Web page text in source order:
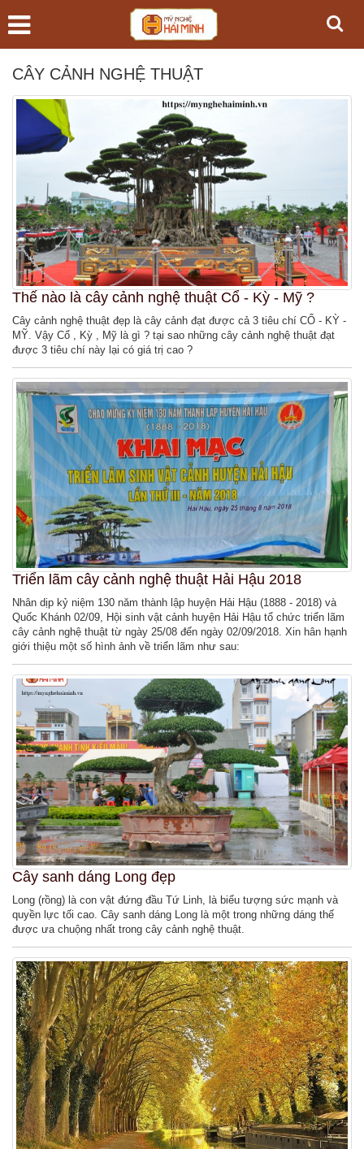
CÂY CẢNH NGHỆ THUẬT
Thế nào là cây cảnh nghệ thuật Cổ - Kỳ - Mỹ ?
Cây cảnh nghệ thuật đẹp là cây cảnh đạt được cả 3 tiêu chí CỔ - KỲ -
MỸ. Vậy Cổ , Kỳ , Mỹ là gì ? tại sao những cây cảnh nghệ thuật đạt
được 3 tiêu chí này lại có giá trị cao ?
Triển lãm cây cảnh nghệ thuật Hải Hậu 2018
Nhân dịp kỷ niệm 130 năm thành lập huyện Hải Hậu (1888 - 2018) và
Quốc Khánh 02/09, Hội sinh vật cảnh huyện Hải Hậu tổ chức triển lãm
cây cảnh nghệ thuật từ ngày 25/08 đến ngày 02/09/2018. Xin hân hạnh
giới thiệu một số hình ảnh về triển lãm như sau:
Cây sanh dáng Long đẹp
Long (rồng) là con vật đứng đầu Tứ Linh, là biểu tượng sức mạnh và
quyền lực tối cao. Cây sanh dáng Long là một trong những dáng thế
được ưa chuộng nhất trong cây cảnh nghệ thuật.